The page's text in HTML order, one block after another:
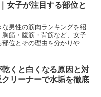
女子が注目する部位と
な男性の筋肉ランキングを紹
胸筋・腹筋・背筋など、女子
部位とその理由を分かりやす
乾くと白くなる原因と対
リーナーで水垢を徹底